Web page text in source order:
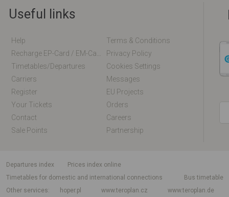
Useful links
Help
Terms & Conditions
Privacy Policy
Timetables/departures
Cookies Settings
Carriers
Messages
Register
EU Projects
Your Tickets
Orders
Contact
Careers
Sale Points
Partnership
departures index
Prices index online
Timetables for domestic and international connections
Bus timetable
Other services
hoper.pl www.teroplan.cz
www.teroplan.de